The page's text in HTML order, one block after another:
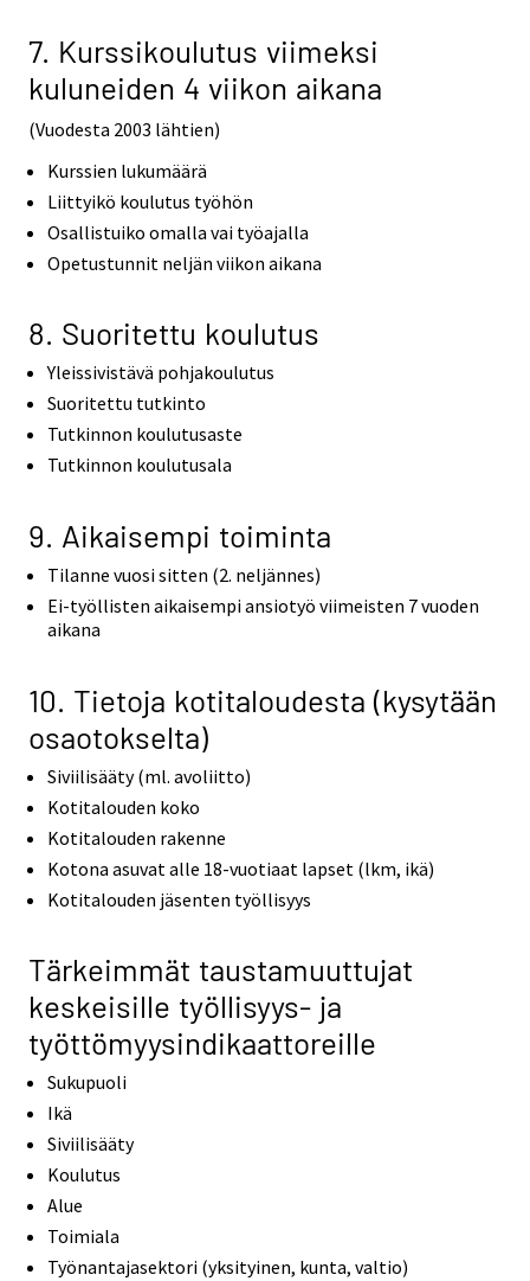
7. Kurssikoulutus viimeksi
kuluneiden 4 viikon aikana
(Vuodesta 2003 lähtien)
Kurssien lukumäärä
Liittyikö koulutus työhön
Osallistuiko omalla vai työajalla
Opetustunnit neljän viikon aikana
8. Suoritettu koulutus
Yleissivistävä pohjakoulutus
Suoritettu tutkinto
Tutkinnon koulutusaste
Tutkinnon koulutusala
9. Aikaisempi toiminta
Tilanne vuosi sitten (2. neljännes)
Ei-työllisten aikaisempi ansiotyö viimeisten 7 vuoden
aikana
10. Tietoja kotitaloudesta (kysytään
osaotokselta)
Siviilisääty (ml. avoliitto)
Kotitalouden koko
Kotitalouden rakenne
Kotona asuvat alle 18-vuotiaat lapset (lkm, ikä)
Kotitalouden jäsenten työllisyys
Tärkeimmät taustamuuttujat
keskeisille työllisyys- ja
työttömyysindikaattoreille
Sukupuoli
Ikä
Siviilisääty
Koulutus
Alue
Toimiala
Työnantajasektori (yksityinen, kunta, valtio)